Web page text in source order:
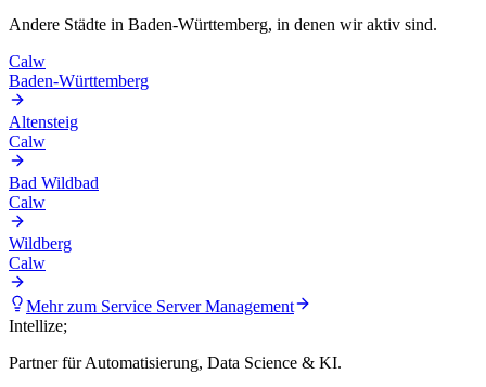
Andere Städte in Baden-Württemberg, in denen wir aktiv sind.
Calw
Baden-Württemberg
Altensteig
Calw
Bad Wildbad
Calw
Wildberg
Calw
Mehr zum Service Server Management
Intellize;
Partner für Automatisierung, Data Science & KI.